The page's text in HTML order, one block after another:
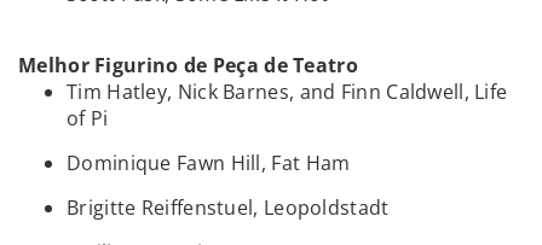
Melhor Figurino de Peça de Teatro
Tim Hatley, Nick Barnes, and Finn Caldwell, Life
of Pi
Dominique Fawn Hill, Fat Ham
Brigitte Reiffenstuel, Leopoldstadt